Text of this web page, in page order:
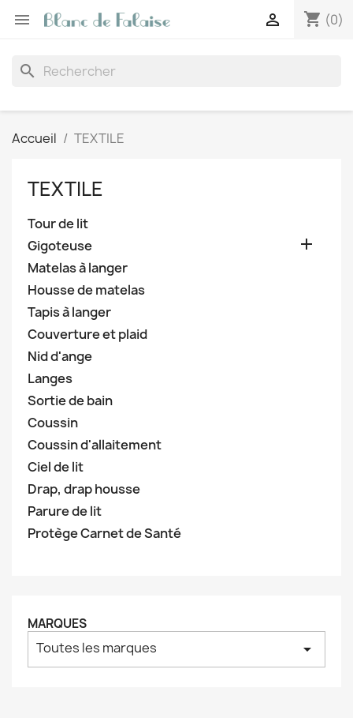
 shopping_cart (0)

search
Accueil TEXTILE
TEXTILE
Tour de lit
Gigoteuse

Matelas à langer
Housse de matelas
Tapis à langer
Couverture et plaid
Nid d'ange
Langes
Sortie de bain
Coussin
Coussin d'allaitement
Ciel de lit
Drap, drap housse
Parure de lit
Protège Carnet de Santé
MARQUES
Toutes les marques arrow_drop_down